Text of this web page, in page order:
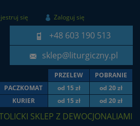
się Zaloguj się
+48 603 190 513
sklep@liturgiczny.pl
PRZELEW POBRANIE
PACZKOMAT od 15 zł od 20 zł
KURIER od 15 zł od 20 zł
SKLEP Z DEWOCJONALIAMI